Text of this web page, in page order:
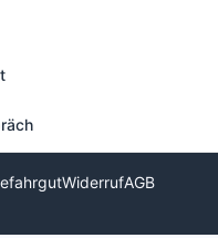
WiderrufAGB